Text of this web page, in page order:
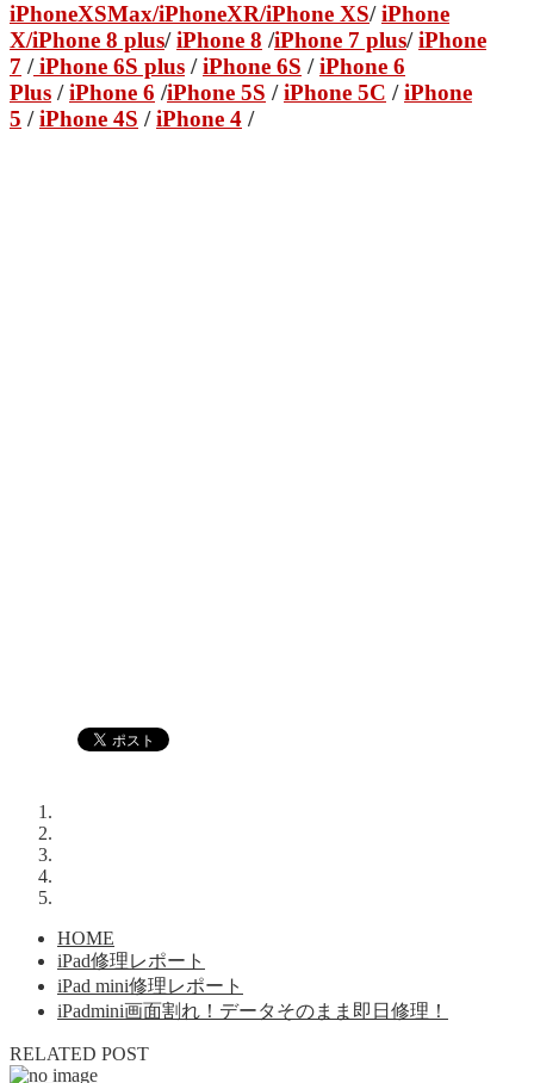
iPhoneXSMax/iPhoneXR/iPhone XS/iPhone
X/iPhone 8 plus/iPhone 8 /iPhone 7 plus/iPhone
7 /iPhone 6S plus /iPhone 6S /iPhone 6
Plus /iPhone 6 /iPhone 5S /iPhone 5C /iPhone
5 /iPhone 4S /iPhone 4 /
HOME
iPad修理レポート
iPad mini修理レポート
iPadmini画面割れ！データそのまま即日修理！
RELATED POST